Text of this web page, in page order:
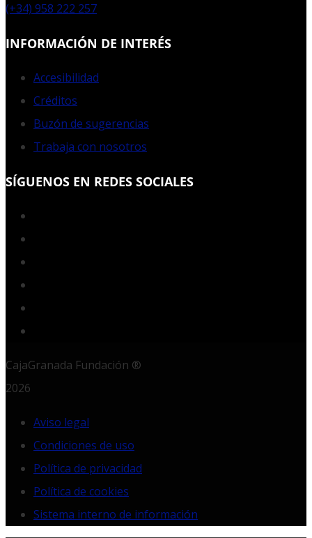
(+34) 958 222 257
INFORMACIÓN DE INTERÉS
Accesibilidad
Créditos
Buzón de sugerencias
Trabaja con nosotros
SÍGUENOS EN REDES SOCIALES
CajaGranada Fundación ®
2026
Aviso legal
Condiciones de uso
Política de privacidad
Política de cookies
Sistema interno de información